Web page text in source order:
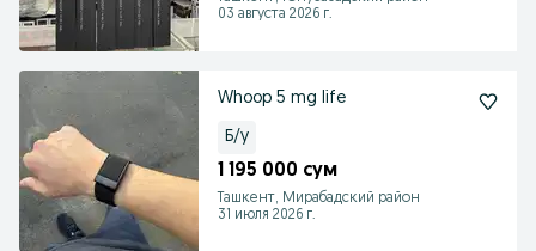
03 августа 2026 г.
Whoop 5 mg life
Б/у
1 195 000 сум
Ташкент, Мирабадский район
31 июля 2026 г.